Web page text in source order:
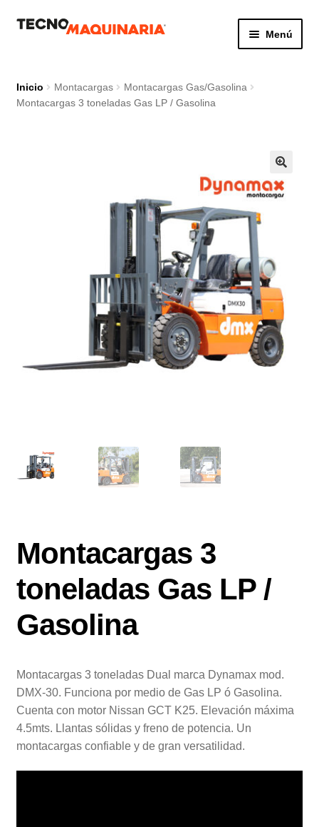
IrIr
Menú
Inicio Montacargas
Montacargas Gas/Gasolina
Montacargas 3 toneladas Gas LP / Gasolina
Montacargas 3
toneladas Gas LP /
Gasolina
Montacargas 3 toneladas Dual marca Dynamax mod.
DMX-30. Funciona por medio de Gas LP ó Gasolina.
Cuenta con motor Nissan GCT K25. Elevación máxima
4.5mts. Llantas sólidas y freno de potencia. Un
montacargas confiable y de gran versatilidad.